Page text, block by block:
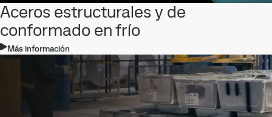
Aceros estructurales y de
conformado en frío
Más información